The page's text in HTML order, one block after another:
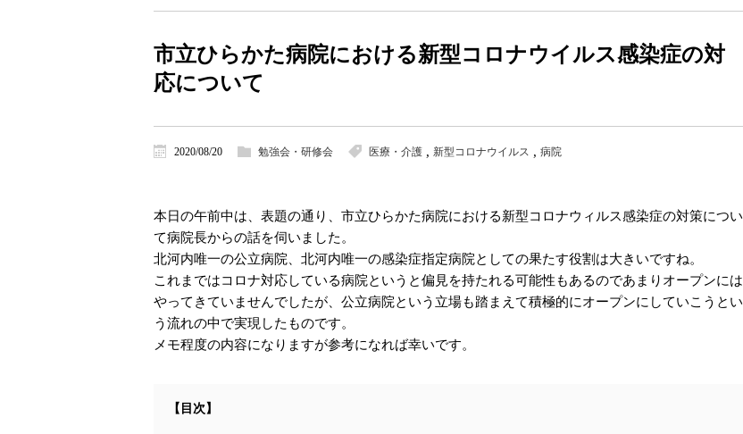
市立ひらかた病院における新型コロナウイルス感染症の対
応について
2020/08/20 勉強会・研修会 医療・介護 新型コロナウイルス 病院
本日の午前中は、表題の通り、市立ひらかた病院における新型コロナウィルス感染症の対策につい
て病院長からの話を伺いました。
北河内唯一の公立病院、北河内唯一の感染症指定病院としての果たす役割は大きいですね。
これまではコロナ対応している病院というと偏見を持たれる可能性もあるのであまりオープンには
やってきていませんでしたが、公立病院という立場も踏まえて積極的にオープンにしていこうとい
う流れの中で実現したものです。
メモ程度の内容になりますが参考になれば幸いです。